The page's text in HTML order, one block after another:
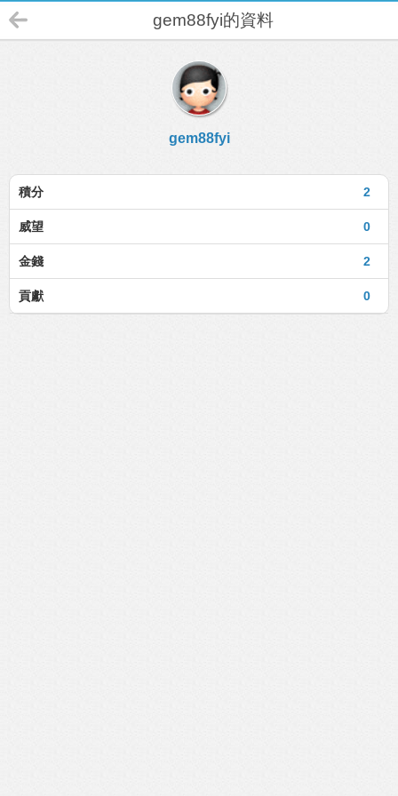
gem88fyi的資料
gem88fyi
2
積分
0
威望
2
金錢
0
貢獻